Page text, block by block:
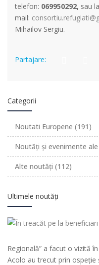
telefon: 069950292, sau
mail:
Mihailov Sergiu.
Partajare:
Categorii
Noutati Europene (191)
Noutăți și evenimente
Alte noutăți (112)
Ultimele noutăți
Regională” a facut o vizită
Acolo au trecut prin ospeție